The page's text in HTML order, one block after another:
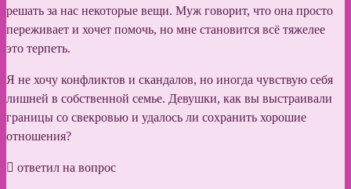
решать за нас некоторые вещи. Муж говорит, что она просто
переживает и хочет помочь, но мне становится всё тяжелее
это терпеть.
Я не хочу конфликтов и скандалов, но иногда чувствую себя
лишней в собственной семье. Девушки, как вы выстраивали
границы со свекровью и удалось ли сохранить хорошие
отношения?
ответил на вопрос